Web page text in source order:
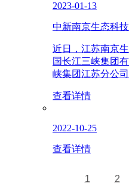
2023-01-13
中新南京生态科
近日，江苏南京
国长江三峡集团
峡集团江苏分公
查看详情
2022-10-25
查看详情
1 2